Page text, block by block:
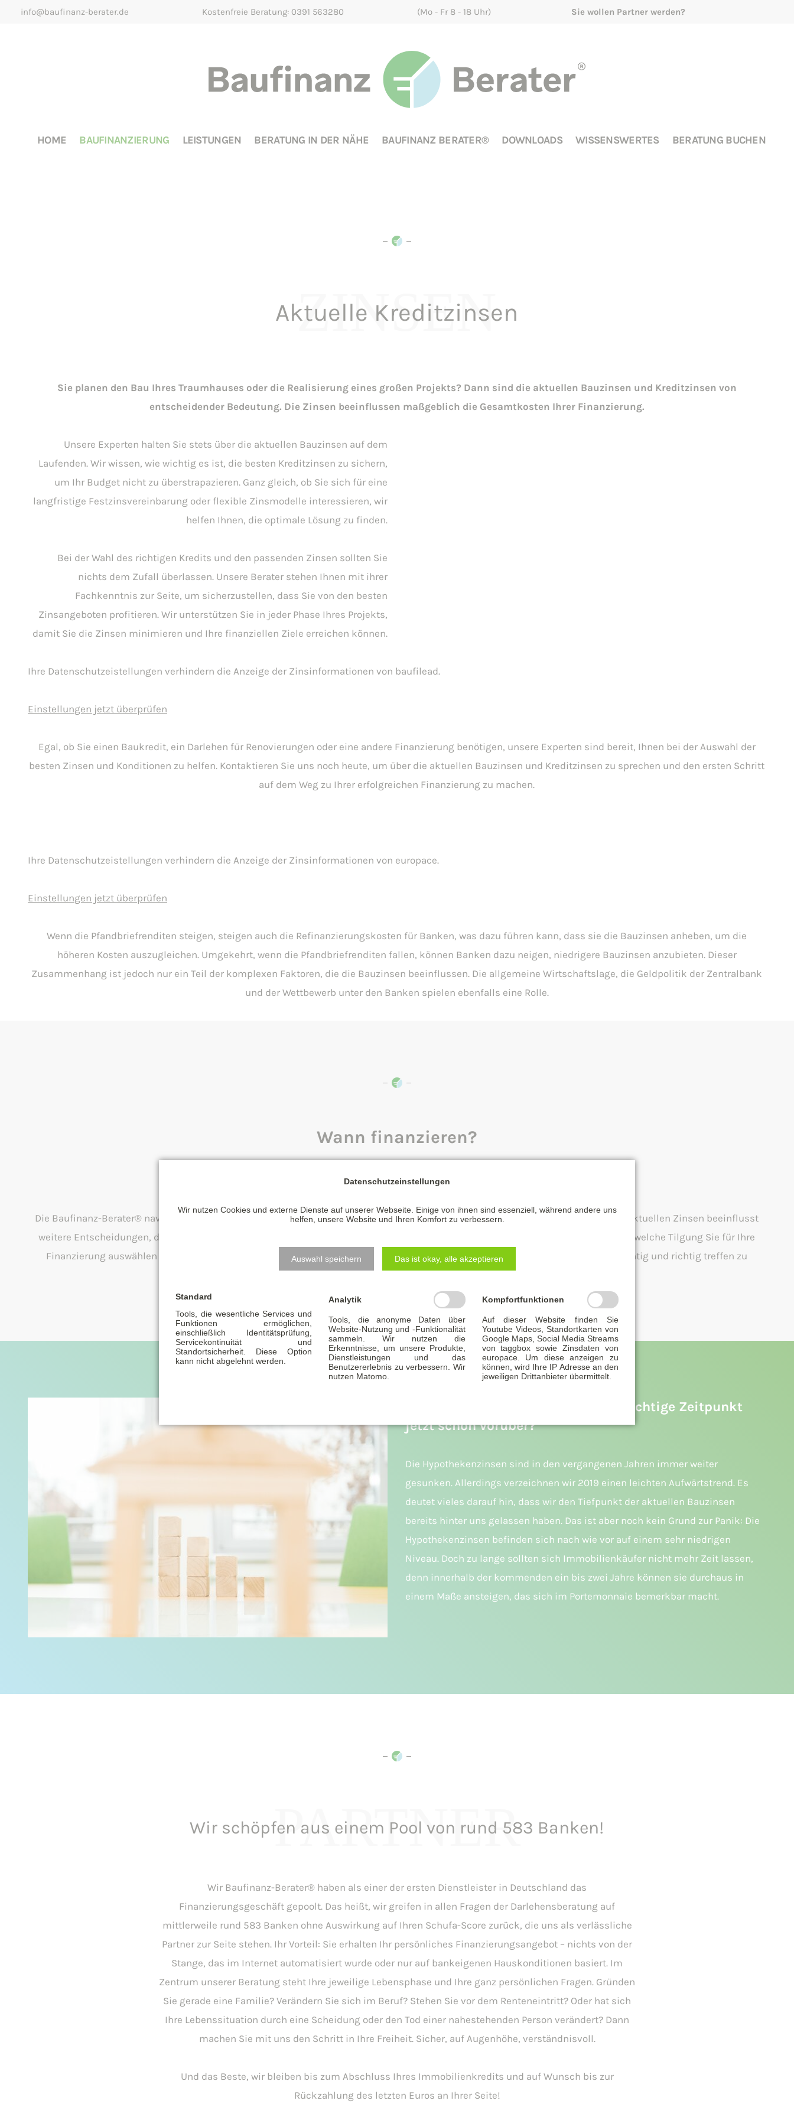
info@baufinanz-berater.de Kostenfreie Beratung: 0391 563280 (Mo - Fr 8 - 18 Uhr) Sie wollen Partner werden?
HOME BAUFINANZIERUNG LEISTUNGEN BERATUNG IN DER NÄHE BAUFINANZ BERATER® DOWNLOADS WISSENSWERTES BERATUNG BUCHEN
Aktuelle Kreditzinsen
ZINSEN
Sie planen den Bau Ihres Traumhauses oder die Realisierung eines großen Projekts? Dann sind die aktuellen Bauzinsen und Kreditzinsen von
entscheidender Bedeutung. Die Zinsen beeinflussen maßgeblich die Gesamtkosten Ihrer Finanzierung.
Unsere Experten halten Sie stets über die aktuellen Bauzinsen auf dem
Laufenden. Wir wissen, wie wichtig es ist, die besten Kreditzinsen zu sichern,
um Ihr Budget nicht zu überstrapazieren. Ganz gleich, ob Sie sich für eine
langfristige Festzinsvereinbarung oder flexible Zinsmodelle interessieren, wir
helfen Ihnen, die optimale Lösung zu finden.
Bei der Wahl des richtigen Kredits und den passenden Zinsen sollten Sie
nichts dem Zufall überlassen. Unsere Berater stehen Ihnen mit ihrer
Fachkenntnis zur Seite, um sicherzustellen, dass Sie von den besten
Zinsangeboten profitieren. Wir unterstützen Sie in jeder Phase Ihres Projekts,
damit Sie die Zinsen minimieren und Ihre finanziellen Ziele erreichen können.
Ihre Datenschutzeistellungen verhindern die Anzeige der Zinsinformationen von baufilead.
Einstellungen jetzt überprüfen
Egal, ob Sie einen Baukredit, ein Darlehen für Renovierungen oder eine andere Finanzierung benötigen, unsere Experten sind bereit, Ihnen bei der Auswahl der
besten Zinsen und Konditionen zu helfen. Kontaktieren Sie uns noch heute, um über die aktuellen Bauzinsen und Kreditzinsen zu sprechen und den ersten Schritt
auf dem Weg zu Ihrer erfolgreichen Finanzierung zu machen.
Ihre Datenschutzeistellungen verhindern die Anzeige der Zinsinformationen von europace.
Einstellungen jetzt überprüfen
Wenn die Pfandbriefrenditen steigen, steigen auch die Refinanzierungskosten für Banken, was dazu führen kann, dass sie die Bauzinsen anheben, um die
höheren Kosten auszugleichen. Umgekehrt, wenn die Pfandbriefrenditen fallen, können Banken dazu neigen, niedrigere Bauzinsen anzubieten. Dieser
Zusammenhang ist jedoch nur ein Teil der komplexen Faktoren, die die Bauzinsen beeinflussen. Die allgemeine Wirtschaftslage, die Geldpolitik der Zentralbank
und der Wettbewerb unter den Banken spielen ebenfalls eine Rolle.
Wann finanzieren?
Den richtigen Zeitpunkt für niedrige Hypothekenzinsen finden
Die Baufinanz-Berater® navigieren Sie Dank ihrer umfangreichen Marktkenntnisse durch den Zins-Dschungel. Denn: Die Höhe der aktuellen Zinsen beeinflusst
weitere Entscheidungen, die vor dem Abschluss der Baufinanzierung getroffen werden müssen. Etwa, welche Sollzinsbindung und welche Tilgung Sie für Ihre
Finanzierung auswählen können. Unser Zins-Chart zeigt den langfristigen Trend bei der Entwicklung, um Entscheidungen umsichtig und richtig treffen zu
Steigende Bauzinsen 2019: Ist der richtige Zeitpunkt
jetzt schon vorüber?
Die Hypothekenzinsen sind in den vergangenen Jahren immer weiter
gesunken. Allerdings verzeichnen wir 2019 einen leichten Aufwärtstrend. Es
deutet vieles darauf hin, dass wir den Tiefpunkt der aktuellen Bauzinsen
bereits hinter uns gelassen haben. Das ist aber noch kein Grund zur Panik: Die
Hypothekenzinsen befinden sich nach wie vor auf einem sehr niedrigen
Niveau. Doch zu lange sollten sich Immobilienkäufer nicht mehr Zeit lassen,
denn innerhalb der kommenden ein bis zwei Jahre können sie durchaus in
einem Maße ansteigen, das sich im Portemonnaie bemerkbar macht.
Wir schöpfen aus einem Pool von rund 583 Banken!
PARTNER
Wir Baufinanz-Berater® haben als einer der ersten Dienstleister in Deutschland das
Finanzierungsgeschäft gepoolt. Das heißt, wir greifen in allen Fragen der Darlehensberatung auf
mittlerweile rund 583 Banken ohne Auswirkung auf Ihren Schufa-Score zurück, die uns als verlässliche
Partner zur Seite stehen. Ihr Vorteil: Sie erhalten Ihr persönliches Finanzierungsangebot – nichts von der
Stange, das im Internet automatisiert wurde oder nur auf bankeigenen Hauskonditionen basiert. Im
Zentrum unserer Beratung steht Ihre jeweilige Lebensphase und Ihre ganz persönlichen Fragen. Gründen
Sie gerade eine Familie? Verändern Sie sich im Beruf? Stehen Sie vor dem Renteneintritt? Oder hat sich
Ihre Lebenssituation durch eine Scheidung oder den Tod einer nahestehenden Person verändert? Dann
machen Sie mit uns den Schritt in Ihre Freiheit. Sicher, auf Augenhöhe, verständnisvoll.
Und das Beste, wir bleiben bis zum Abschluss Ihres Immobilienkredits und auf Wunsch bis zur
Rückzahlung des letzten Euros an Ihrer Seite!
Datenschutzeinstellungen
Wir nutzen Cookies und externe Dienste auf unserer Webseite. Einige von ihnen sind essenziell, während andere uns
helfen, unsere Website und Ihren Komfort zu verbessern.
Auswahl speichern Das ist okay, alle akzeptieren
Standard
Tools, die wesentliche Services und
Funktionen ermöglichen,
einschließlich Identitätsprüfung,
Servicekontinuität und
Standortsicherheit. Diese Option
kann nicht abgelehnt werden.
Analytik
Tools, die anonyme Daten über
Website-Nutzung und -Funktionalität
sammeln. Wir nutzen die
Erkenntnisse, um unsere Produkte,
Dienstleistungen und das
Benutzererlebnis zu verbessern. Wir
nutzen Matomo.
Kompfortfunktionen
Auf dieser Website finden Sie
Youtube Videos, Standortkarten von
Google Maps, Social Media Streams
von taggbox sowie Zinsdaten von
europace. Um diese anzeigen zu
können, wird Ihre IP Adresse an den
jeweiligen Drittanbieter übermittelt.